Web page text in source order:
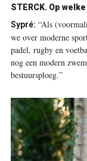
STERCK. Op
Sypré: “Als
we over moderne
padel, rugby en
nog een modern
bestuursploeg.”